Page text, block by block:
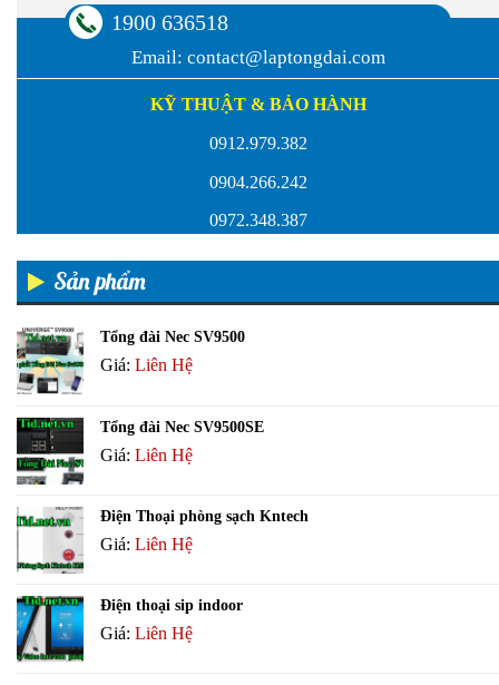
1900 636518
Email: contact@laptongdai.com
KỸ THUẬT & BẢO HÀNH
0912.979.382
0904.266.242
0972.348.387
Sản phẩm
Tổng đài Nec SV9500
Giá: Liên Hệ
Tổng đài Nec SV9500SE
Giá: Liên Hệ
Điện Thoại phòng sạch Kntech
Giá: Liên Hệ
Điện thoại sip indoor
Giá: Liên Hệ